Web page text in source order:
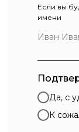
Если вы
имени
Да, с
К